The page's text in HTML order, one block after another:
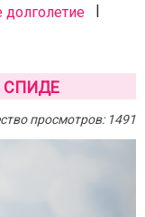
долголетие |
СПИДЕ
просмотров: 1491